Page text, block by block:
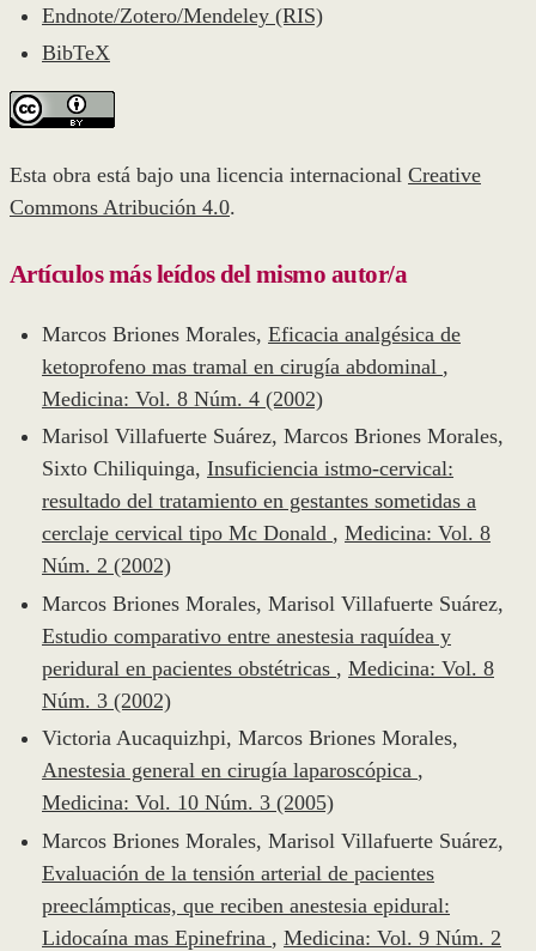
Endnote/Zotero/Mendeley (RIS)
BibTeX
Esta obra está bajo una licencia internacional Creative
Commons Atribución 4.0.
Artículos más leídos del mismo autor/a
Marcos Briones Morales, Eficacia analgésica de
ketoprofeno mas tramal en cirugía abdominal ,
Medicina: Vol. 8 Núm. 4 (2002)
Marisol Villafuerte Suárez, Marcos Briones Morales,
Sixto Chiliquinga, Insuficiencia istmo-cervical:
resultado del tratamiento en gestantes sometidas a
cerclaje cervical tipo Mc Donald , Medicina: Vol. 8
Núm. 2 (2002)
Marcos Briones Morales, Marisol Villafuerte Suárez,
Estudio comparativo entre anestesia raquídea y
peridural en pacientes obstétricas , Medicina: Vol. 8
Núm. 3 (2002)
Victoria Aucaquizhpi, Marcos Briones Morales,
Anestesia general en cirugía laparoscópica ,
Medicina: Vol. 10 Núm. 3 (2005)
Marcos Briones Morales, Marisol Villafuerte Suárez,
Evaluación de la tensión arterial de pacientes
preeclámpticas, que reciben anestesia epidural:
Lidocaína mas Epinefrina , Medicina: Vol. 9 Núm. 2